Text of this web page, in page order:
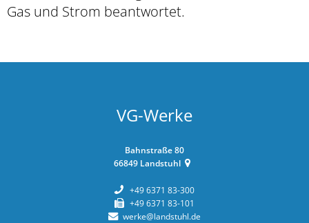
Gas und Strom beantwortet.
VG-Werke
Bahnstraße 80
66849 Landstuhl
+49 6371 83-300
+49 6371 83-101
werke@landstuhl.de